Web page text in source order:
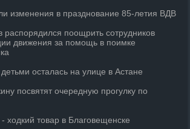
изменения в празднование 85-летия ВДВ
распорядился поощрить сотрудников
движения за помощь в поимке
осталась на улице в Астане
посвятят очередную прогулку по
ходкий товар в Благовещенске